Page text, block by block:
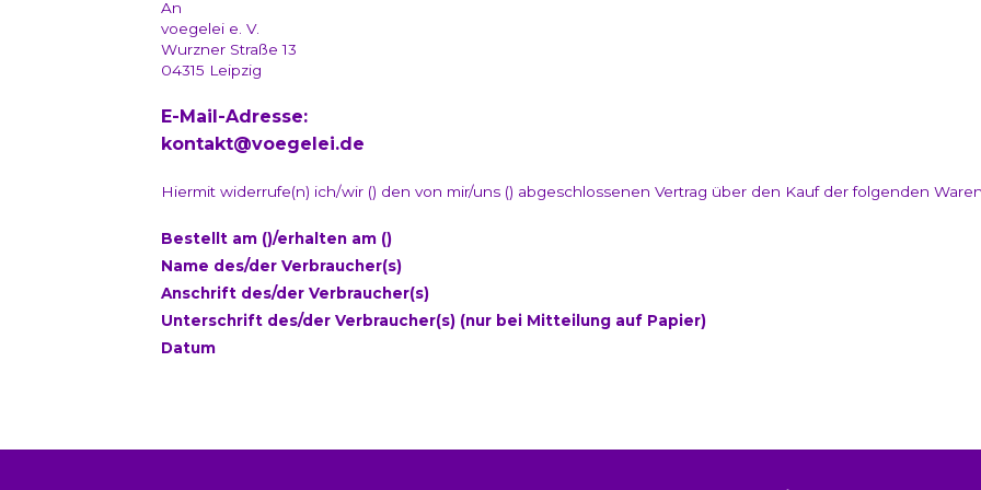
An
voegelei e. V.
Wurzner Straße 13
04315 Leipzig
E-Mail-Adresse:
kontakt@voegelei.de
Hiermit widerrufe(n) ich/wir () den von mir/uns () abgeschlossenen Vertrag über den Kauf der folgenden
Bestellt am ()/erhalten am ()
Name des/der Verbraucher(s)
Anschrift des/der Verbraucher(s)
Unterschrift des/der Verbraucher(s) (nur bei Mitteilung auf Papier)
Datum